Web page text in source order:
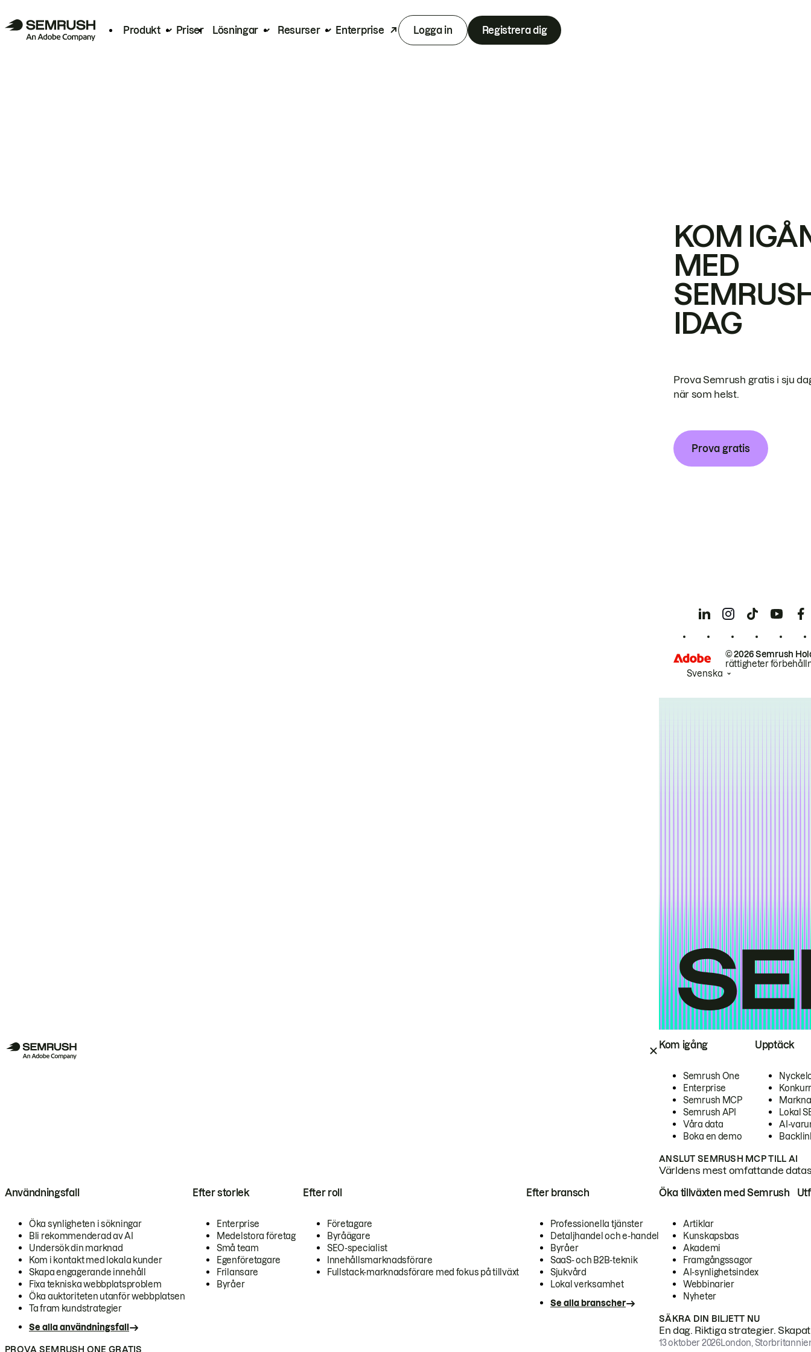
Produkt Priser Lösningar Resurser Enterprise Logga in Registrera dig
Kom igång
Semrush One
Enterprise
Semrush MCP
Semrush API
Våra data
Boka en demo
Upptäck
Lokal
AI-
ANSLUT SEMRUSH MCP TILL AI
Världens mest omfattande
Användningsfall
Öka synligheten i sökningar
Bli rekommenderad av AI
Undersök din marknad
Kom i kontakt med lokala kunder
Skapa engagerande innehåll
Fixa tekniska webbplatsproblem
Öka auktoriteten utanför webbplatsen
Ta fram kundstrategier
Se alla användningsfall
Efter storlek
Enterprise
Medelstora företag
Små team
Egenföretagare
Frilansare
Byråer
Efter roll
Företagare
Byråägare
SEO-specialist
Innehållsmarknadsförare
Fullstack-marknadsförare med fokus på tillväxt
Efter bransch
Professionella tjänster
Detaljhandel och e-handel
Byråer
SaaS- och B2B-teknik
Sjukvård
Lokal verksamhet
Se alla branscher
PROVA SEMRUSH ONE GRATIS
Öka tillväxten med Semrush
Artiklar
Kunskapsbas
Akademi
Framgångssagor
AI-synlighetsindex
Webbinarier
Nyheter
SÄKRA DIN BILJETT NU
En dag. Riktiga strategier.
13 oktober 2026London,
KOM
MED
IDAG
Prova Semrush gratis i sju
när som helst.
Prova gratis
© 2026 Semrush
rättigheter
Svenska